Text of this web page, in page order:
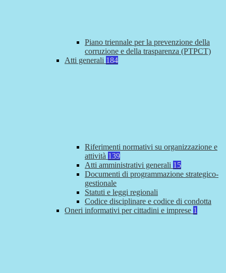
Piano triennale per la prevenzione della
corruzione e della trasparenza (PTPCT)
Atti generali 184
Riferimenti normativi su organizzazione e
attività 139
Atti amministrativi generali 15
Documenti di programmazione strategico-
gestionale
Statuti e leggi regionali
Codice disciplinare e codice di condotta
Oneri informativi per cittadini e imprese 1